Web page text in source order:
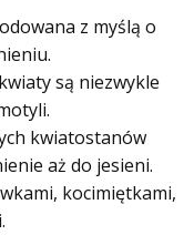
z myślą o
są niezwykle
kwiatostanów
aż do jesieni.
kocimiętkami,